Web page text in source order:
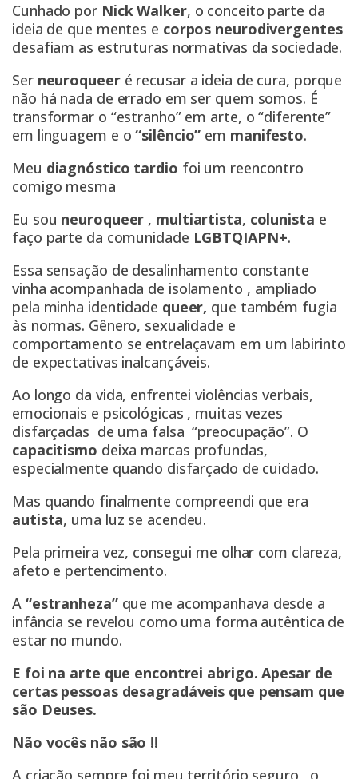
Cunhado porNick Walker, o conceito parte da
ideia de que mentes e corpos neurodivergentes
desafiam as estruturas normativas da sociedade.
Ser neuroqueer é recusar a ideia de cura, porque
não há nada de errado em ser quem somos. É
transformar o “estranho” em arte, o “diferente”
em linguagem e o “silêncio” em manifesto.
Meu diagnóstico tardio foi um reencontro
comigo mesma
Eu sou neuroqueer , multiartista, colunista e
faço parte da comunidade LGBTQIAPN+.
Essa sensação de desalinhamento constante
vinha acompanhada de isolamento , ampliado
pela minha identidade queer, que também fugia
às normas. Gênero, sexualidade e
comportamento se entrelaçavam em um labirinto
de expectativas inalcançáveis.
Ao longo da vida, enfrentei violências verbais,
emocionais e psicológicas , muitas vezes
disfarçadas de uma falsa “preocupação”. O
capacitismo deixa marcas profundas,
especialmente quando disfarçado de cuidado.
Mas quando finalmente compreendi que era
autista, uma luz se acendeu.
Pela primeira vez, consegui me olhar com clareza,
afeto e pertencimento.
A “estranheza” que me acompanhava desde a
infância se revelou como uma forma autêntica de
estar no mundo.
E foi na arte que encontrei abrigo. Apesar de
certas pessoas desagradáveis que pensam que
são Deuses.
Não vocês não são !!
A criação sempre foi meu território seguro , o